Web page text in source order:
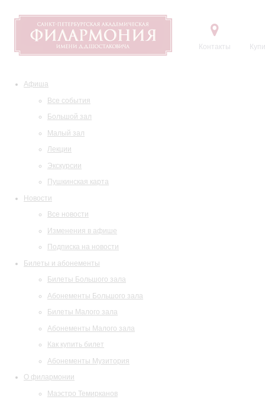
Контакты
Афиша
Все события
Большой зал
Малый зал
Лекции
Экскурсии
Пушкинская карта
Новости
Все новости
Изменения в афише
Подписка на новости
Билеты и абонементы
Билеты Большого зала
Абонементы Большого зала
Билеты Малого зала
Абонементы Малого зала
Как купить билет
Абонементы Музитория
О филармонии
Маэстро Темирканов